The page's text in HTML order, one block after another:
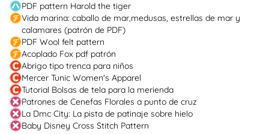
PDF pattern Harold the tiger
Vida marina: caballo de mar,medusas, estrellas de mar y
calamares (patrón de PDF)
PDF Wool felt pattern
Acoplado Fox pdf patrón
Abrigo tipo trenca para niños
Mercer Tunic Women's Apparel
Tutorial Bolsas de tela para la merienda
Patrones de Cenefas Florales a punto de cruz
La Dmc City: La pista de patinaje sobre hielo
Baby Disney Cross Stitch Pattern